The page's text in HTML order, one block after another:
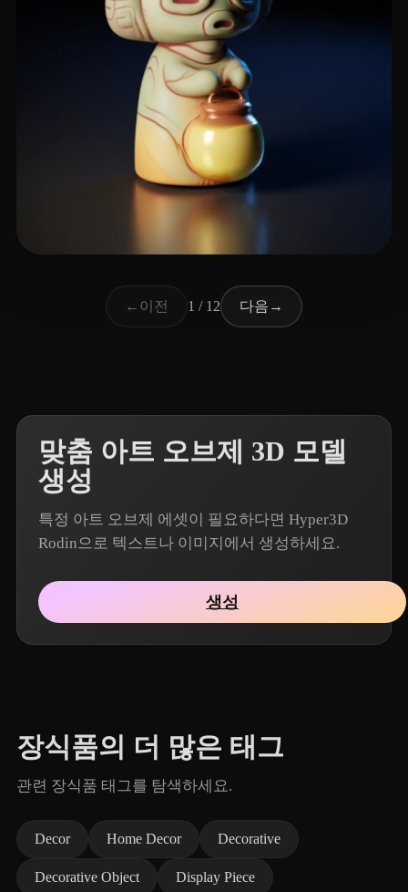
90 좋아요
← 이전 1 / 12 다음 →
맞춤 아트 오브제 3D 모델
생성
특정 아트 오브제 에셋이 필요하다면 Hyper3D
Rodin으로 텍스트나 이미지에서 생성하세요.
생성
장식품의 더 많은 태그
관련 장식품 태그를 탐색하세요.
Decor Home Decor Decorative
Decorative Object Display Piece